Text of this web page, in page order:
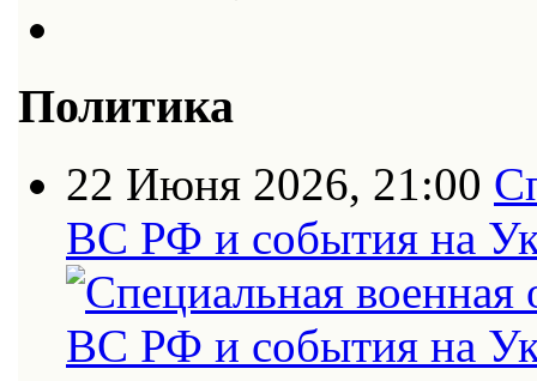
Политика
22 Июня 2026, 21:00
ВС РФ и события на